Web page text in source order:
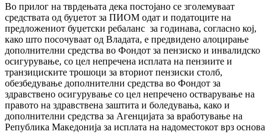
Во прилог на тврдењата дека постојано се зголемуваат
средствата од буџетот за ПИОМ одат и податоците на
предложениот буџетски ребаланс за годинава, согласно кој,
како што посочуваат од Владата, е предвидено алоцирање
дополнителни средства во Фондот за пензиско и инвалидско
осигурување, со цел непречена исплата на пензиите и
транзициските трошоци за вториот пензиски столб,
обезбедување дополнителни средства во Фондот за
здравствено осигурување со цел непречено остварување на
правото на здравствена заштита и боледувања, како и
дополнителни средства за Агенцијата за вработување на
Република Македонија за исплата на надоместокот врз основа